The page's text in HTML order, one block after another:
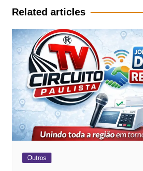
Post
Related articles
Outros